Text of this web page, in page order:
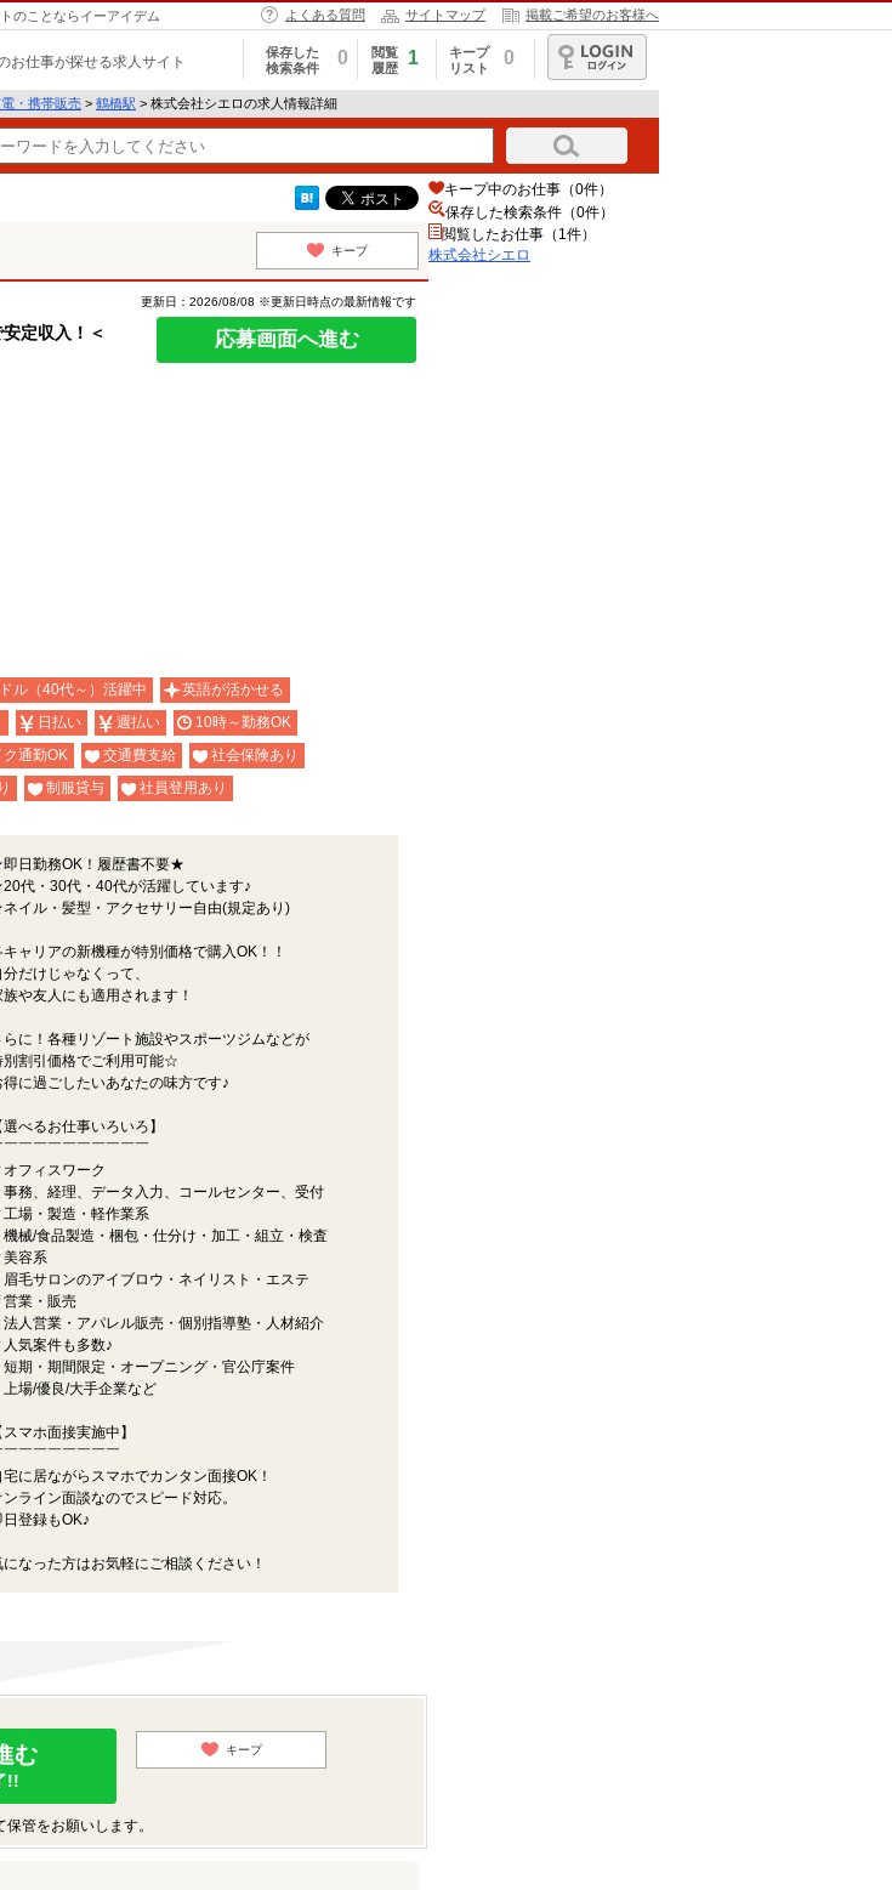
のことならイーアイデム よくある質問 サイトマップ 掲載ご希望のお客様へ
お仕事が探せる求人サイト
保存した
検索条件
0
閲覧
履歴
1
キープ
リスト
0
ログイン
・携帯販売 > 鶴橋駅 > 株式会社シエロの求人情報詳細
キープ
定収入！＜
更新日：2026/08/08 ※更新日時点の最新情報です
応募画面へ進む
ル（40代～）活躍中
英語が活かせる
日払い 週払い
10時～勤務OK
ク通勤OK 交通費支給
社会保険あり
制服貸与 社員登用あり
日勤務OK！履歴書不要★
代・30代・40代が活躍しています♪
イル・髪型・アクセサリー自由(規定あり)
キャリアの新機種が特別価格で購入OK！！
分だけじゃなくって、
族や友人にも適用されます！
らに！各種リゾート施設やスポーツジムなどが
別割引価格でご利用可能☆
得に過ごしたいあなたの味方です♪
選べるお仕事いろいろ】
￣￣￣￣￣￣￣￣￣￣
フィスワーク
務、経理、データ入力、コールセンター、受付
場・製造・軽作業系
械/食品製造・梱包・仕分け・加工・組立・検査
容系
毛サロンのアイブロウ・ネイリスト・エステ
業・販売
人営業・アパレル販売・個別指導塾・人材紹介
気案件も多数♪
期・期間限定・オープニング・官公庁案件
場/優良/大手企業など
スマホ面接実施中】
￣￣￣￣￣￣￣￣
宅に居ながらスマホでカンタン面接OK！
ンライン面談なのでスピード対応。
日登録もOK♪
になった方はお気軽にご相談ください！
む
!!
キープ
管をお願いします。
キープ中のお仕事（0件）
保存した検索条件（0件）
閲覧したお仕事（1件）
株式会社シエロ